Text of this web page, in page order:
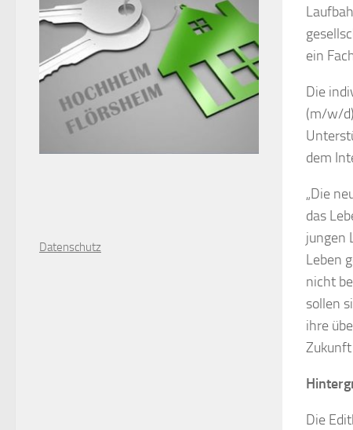
ein
Die
(m/w/
dem
„Die
das
jungen
Leben
nicht
sollen
ihre
Die
Datenschutz